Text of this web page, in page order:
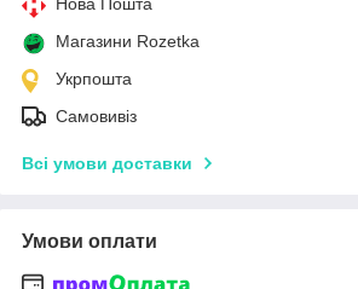
Магазини Rozetka
Укрпошта
Самовивіз
Всі умови доставки
Умови оплати